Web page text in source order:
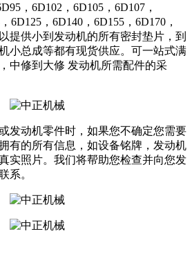
，6D102，6D105，6D107，
6D125，6D140，6D155，6D170，
提供小到发动机的所有密封垫片，到
小总成等都有现货供应。可一站式满
中修到大修 发动机所需配件的采
发动机零件时，如果您不确定您需要
有的所有信息，如设备铭牌，发动机
实照片。我们将帮助您检查并向您发
系。